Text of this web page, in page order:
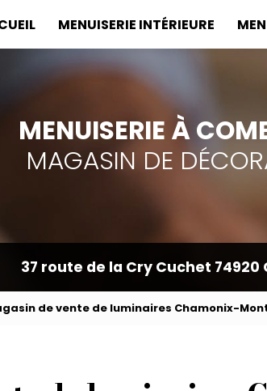
MENUISERIE INTÉRIEURE
MENUISERIE À
MAGASIN DE
37 route de la Cry Cuchet 74920
de vente de luminaires Chamonix-